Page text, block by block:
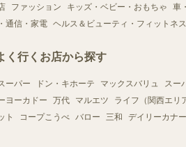
ファッション キッズ・ベビー・おもちゃ 車
通信・家電 ヘルス＆ビューティ・フィットネス
く行くお店から探す
ーパー ドン・キホーテ マックスバリュ スー
ヨーカドー
万代 マルエツ ライフ（関西エリ
ト
コープこうべ バロー 三和 デイリーカナ